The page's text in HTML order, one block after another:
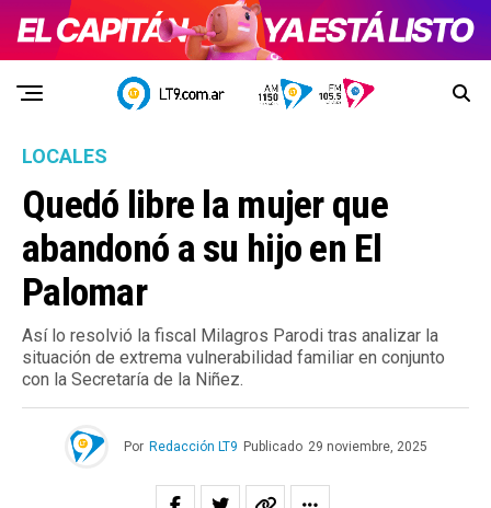
LOCALES
Quedó libre la mujer que
abandonó a su hijo en El
Palomar
Así lo resolvió la fiscal Milagros Parodi tras analizar la
situación de extrema vulnerabilidad familiar en conjunto
con la Secretaría de la Niñez.
Por Redacción LT9 Publicado 29 noviembre, 2025